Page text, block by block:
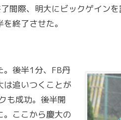
際、明大にビックゲインを
終了させた。
。後半1分、FB丹
は追いつくことが
も成功。後半開
。ここから慶大の